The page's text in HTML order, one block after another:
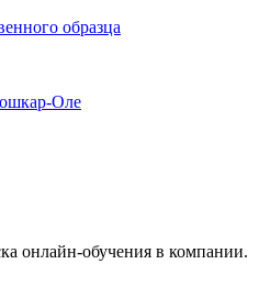
образца
онлайн-обучения в компании.